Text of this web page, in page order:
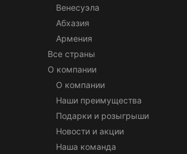
Венесуэла
Абхазия
Армения
Все страны
О компании
О компании
Наши преимущества
Подарки и розыгрыши
Новости и акции
Наша команда